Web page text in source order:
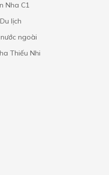
Nha C1
lịch
ngoài
Thiếu Nhi